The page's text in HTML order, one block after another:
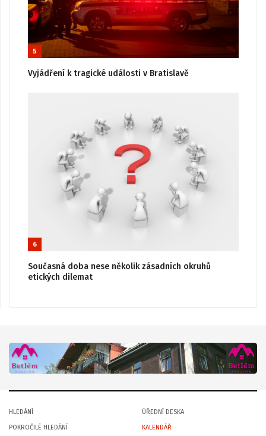
5
Vyjádření k tragické události v Bratislavě
6
Současná doba nese několik zásadních okruhů
etických dilemat
HLEDÁNÍ
POKROČILÉ HLEDÁNÍ
ÚŘEDNÍ DESKA
KALENDÁŘ